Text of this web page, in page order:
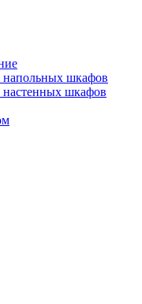
напольных шкафов
настенных шкафов